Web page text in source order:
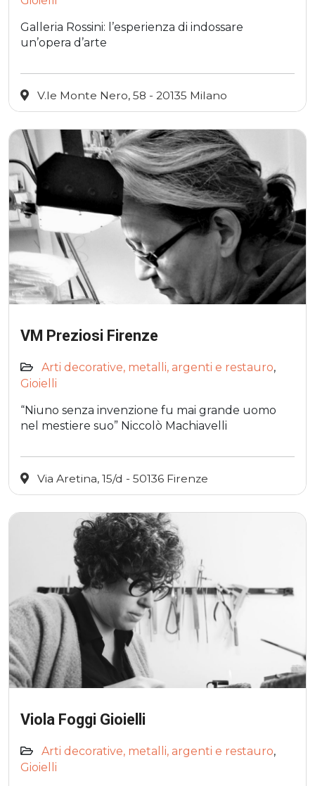
Galleria Rossini: l’esperienza di indossare
un’opera d’arte
V.le Monte Nero, 58 - 20135 Milano
VM Preziosi Firenze
Arti decorative, metalli, argenti e restauro,
Gioielli
“Niuno senza invenzione fu mai grande uomo
nel mestiere suo” Niccolò Machiavelli
Via Aretina, 15/d - 50136 Firenze
Viola Foggi Gioielli
Arti decorative, metalli, argenti e restauro,
Gioielli